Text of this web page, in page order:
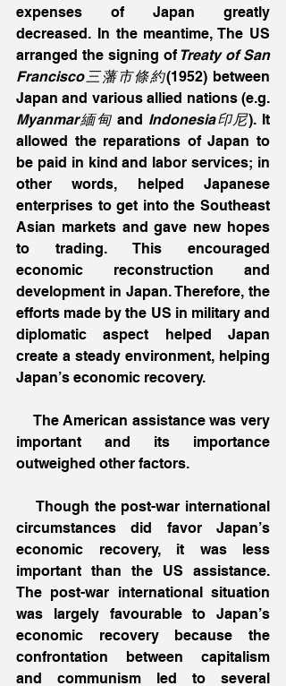
expenses of Japan greatly
decreased. In the meantime, The US
arranged the signing of Treaty of San
Francisco三藩市條約(1952) between
Myanmar緬甸 and Indonesia印尼). It
allowed the reparations of Japan to
be paid in kind and labor services; in
other words, helped Japanese
enterprises to get into the Southeast
Asian markets and gave new hopes
to trading. This encouraged
economic reconstruction and
development in Japan. Therefore, the
efforts made by the US in military and
diplomatic aspect helped Japan
create a steady environment, helping
Japan’s economic recovery.
important and its importance
outweighed other factors.
    Though the post-war international
circumstances did favor Japan’s
economic recovery, it was less
important than the US assistance.
The post-war international situation
was largely favourable to Japan’s
economic recovery because the
confrontation between capitalism
and communism led to several